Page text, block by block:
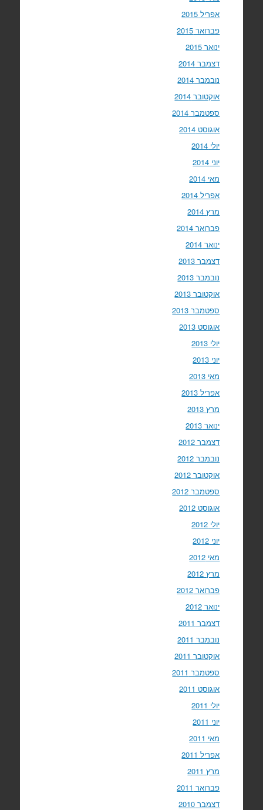
אפריל 2015
פברואר 2015
ינואר 2015
דצמבר 2014
נובמבר 2014
אוקטובר 2014
ספטמבר 2014
אוגוסט 2014
יולי 2014
יוני 2014
מאי 2014
אפריל 2014
מרץ 2014
פברואר 2014
ינואר 2014
דצמבר 2013
נובמבר 2013
אוקטובר 2013
ספטמבר 2013
אוגוסט 2013
יולי 2013
יוני 2013
מאי 2013
אפריל 2013
מרץ 2013
ינואר 2013
דצמבר 2012
נובמבר 2012
אוקטובר 2012
ספטמבר 2012
אוגוסט 2012
יולי 2012
יוני 2012
מאי 2012
מרץ 2012
פברואר 2012
ינואר 2012
דצמבר 2011
נובמבר 2011
אוקטובר 2011
ספטמבר 2011
אוגוסט 2011
יולי 2011
יוני 2011
מאי 2011
אפריל 2011
מרץ 2011
פברואר 2011
דצמבר 2010